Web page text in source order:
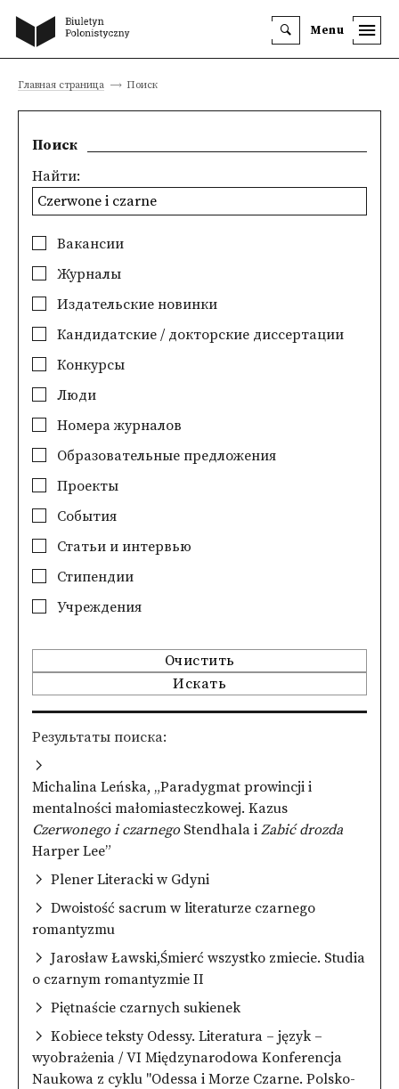
Menu
Главная страница Поиск
Поиск
Найти:
Вакансии
Журналы
Издательские новинки
Кандидатские / докторские диссертации
Конкурсы
Люди
Номера журналов
Образовательные предложения
Проекты
События
Статьи и интервью
Стипендии
Учреждения
Очистить
Искать
Pезультаты поиска
Michalina Leńska, „Paradygmat prowincji i
mentalności małomiasteczkowej. Kazus
Czerwonego i czarnegoStendhala i Zabić drozda
Harper Lee”
Plener Literacki w Gdyni
Dwoistość sacrum w literaturze czarnego
romantyzmu
Jarosław Ławski,Śmierć wszystko zmiecie. Studia
o czarnym romantyzmie II
Piętnaście czarnych sukienek
Kobiece teksty Odessy. Literatura – język –
wyobrażenia / VI Międzynarodowa Konferencja
Naukowa z cyklu "Odessa i Morze Czarne. Polsko-